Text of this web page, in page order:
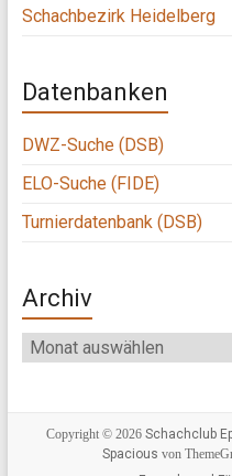
Schachbezirk Heidelberg
Datenbanken
DWZ-Suche (DSB)
ELO-Suche (FIDE)
Turnierdatenbank (DSB)
Archiv
Archiv
Copyright © 2026 Schachclub
Spacious von